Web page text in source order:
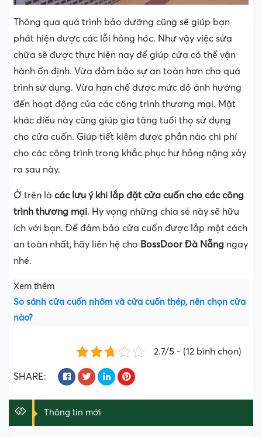
Thông qua quá trình bảo dưỡng cũng sẽ giúp bạn
phát hiện được các lỗi hỏng hóc. Như vậy việc sửa
chữa sẽ được thực hiện nay để giúp cửa có thể vận
hành ổn định. Vừa đảm bảo sự an toàn hơn cho quá
trình sử dụng. Vừa hạn chế được mức độ ảnh hưởng
đến hoạt động của các công trình thương mại. Mặt
khác điều này cũng giúp gia tăng tuổi thọ sử dụng
cho cửa cuốn. Giúp tiết kiệm được phần nào chi phí
cho các công trình trong khắc phục hư hỏng nặng xảy
ra sau này.
Ở trên là các lưu ý khi lắp đặt cửa cuốn cho các công
trình thương mại. Hy vọng những chia sẻ này sẽ hữu
ích với bạn. Để đảm bảo cửa cuốn được lắp một cách
an toàn nhất, hãy liên hệ cho BossDoor Đà Nẵng ngay
nhé.
Xem thêm
So sánh cửa cuốn nhôm và cửa cuốn thép, nên chọn cửa
nào?
2.7/5 - (12 bình chọn)
SHARE:
Thông tin mới